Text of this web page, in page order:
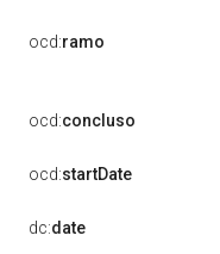
ocd:ramo
ocd:concluso
ocd:startDate
dc:date